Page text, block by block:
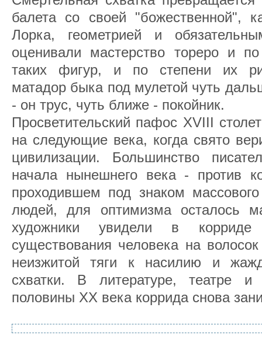
балета со своей "божественной",
Лорка, геометрией и
оценивали мастерство тореро и
таких фигур, и по степени их
матадор быка под мулетой чуть
- он трус, чуть ближе - покойник.
Просветительский пафос XVIII
на следующие века, когда свято
цивилизации. Большинство
начала нынешнего века - против
проходившем под знаком
людей, для оптимизма осталось
художники увидели в корриде
существования человека на
неизжитой тяги к насилию и
схватки. В литературе, театре и
половины XX века коррида снова